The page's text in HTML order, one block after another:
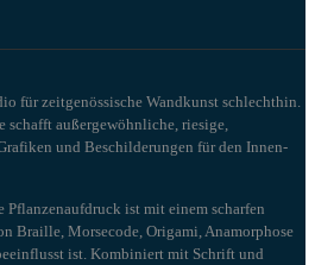
für zeitgenössische Wandkunst schlechthin.
schafft außergewöhnliche, riesige,
und Beschilderungen für den Innen-
ist mit einem scharfen
Braille, Morsecode, Origami, Anamorphose
ist. Kombiniert mit Schrift und